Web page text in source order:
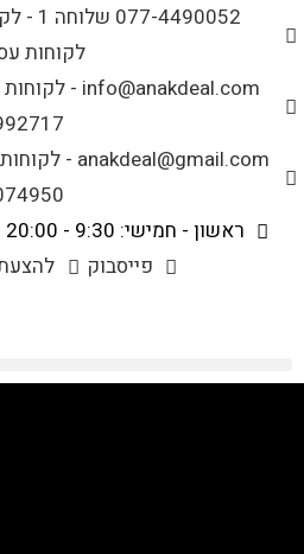
לקוחות
ראשון - חמישי: 9:30 - 20:00
פייסבוק